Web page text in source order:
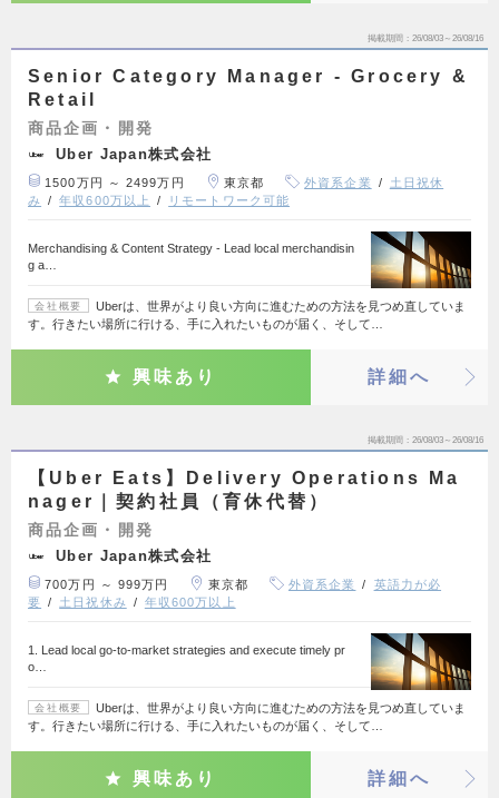
掲載期間 26/08/03～26/08/16
Senior Category Manager - Grocery &
Retail
商品企画・開発
Uber Japan株式会社
1500万円 ～ 2499万円 東京都 外資系企業
土日祝休
み
年収600万以上 リモートワーク可能
Merchandising & Content Strategy - Lead local merchandisin
g a…
会社概要
Uberは、世界がより良い方向に進むための方法を見つめ直していま
す。行きたい場所に行ける、手に入れたいものが届く、そして…
興味あり 詳細へ
掲載期間 26/08/03～26/08/16
【Uber Eats】Delivery Operations Ma
nager｜契約社員（育休代替）
商品企画・開発
Uber Japan株式会社
700万円 ～ 999万円 東京都 外資系企業
英語力が必
要
土日祝休み 年収600万以上
1. Lead local go-to-market strategies and execute timely pr
o…
会社概要
Uberは、世界がより良い方向に進むための方法を見つめ直していま
す。行きたい場所に行ける、手に入れたいものが届く、そして…
興味あり 詳細へ